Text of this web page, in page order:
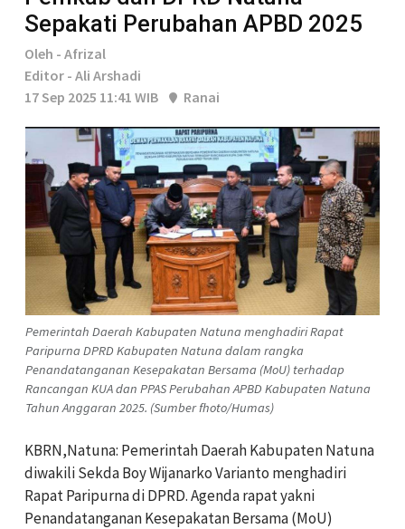
Sepakati Perubahan APBD 2025
Oleh - Afrizal
Editor - Ali Arshadi
17 Sep 2025 11:41 WIB
Ranai
Pemerintah Daerah Kabupaten Natuna menghadiri Rapat
Paripurna DPRD Kabupaten Natuna dalam rangka
Penandatanganan Kesepakatan Bersama (MoU) terhadap
Rancangan KUA dan PPAS Perubahan APBD Kabupaten Natuna
Tahun Anggaran 2025. (Sumber fhoto/Humas)
KBRN,Natuna: Pemerintah Daerah Kabupaten Natuna
diwakili Sekda Boy Wijanarko Varianto menghadiri
Rapat Paripurna di DPRD. Agenda rapat yakni
Penandatanganan Kesepakatan Bersama (MoU)